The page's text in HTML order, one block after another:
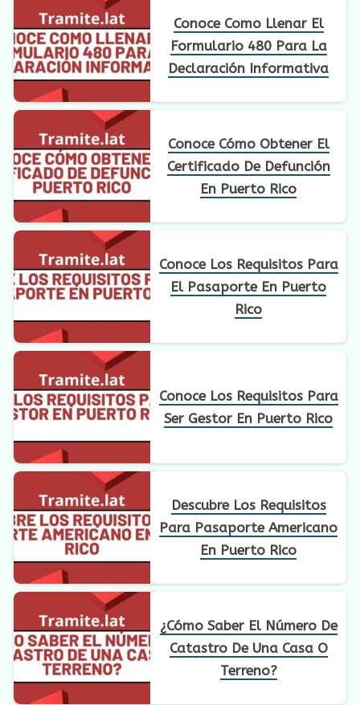
Conoce Como Llenar El
Formulario 480 Para La
Declaración Informativa
Conoce Cómo Obtener El
Certificado De Defunción
En Puerto Rico
Conoce Los Requisitos Para
El Pasaporte En Puerto
Rico
Conoce Los Requisitos Para
Ser Gestor En Puerto Rico
Descubre Los Requisitos
Para Pasaporte Americano
En Puerto Rico
¿Cómo Saber El Número De
Catastro De Una Casa O
Terreno?